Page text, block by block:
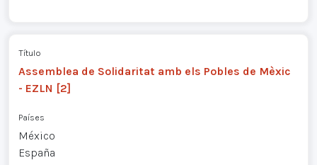
Título
Assemblea de Solidaritat amb els Pobles de Mèxic
- EZLN [2]
Países
México
España